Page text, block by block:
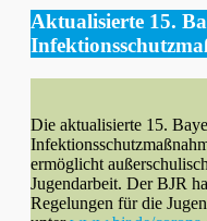
Aktualisierte 15.
Die aktualisierte 15.
ermöglicht
Jugendarbeit. Der BJR
Regelungen für die